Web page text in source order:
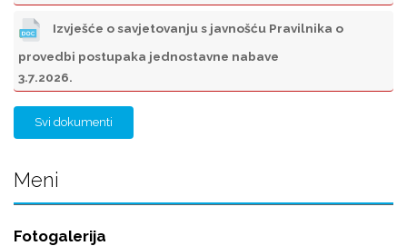
Izvješće o savjetovanju s javnošću Pravilnika o
provedbi postupaka jednostavne nabave
3.7.2026.
Svi dokumenti
Meni
Fotogalerija